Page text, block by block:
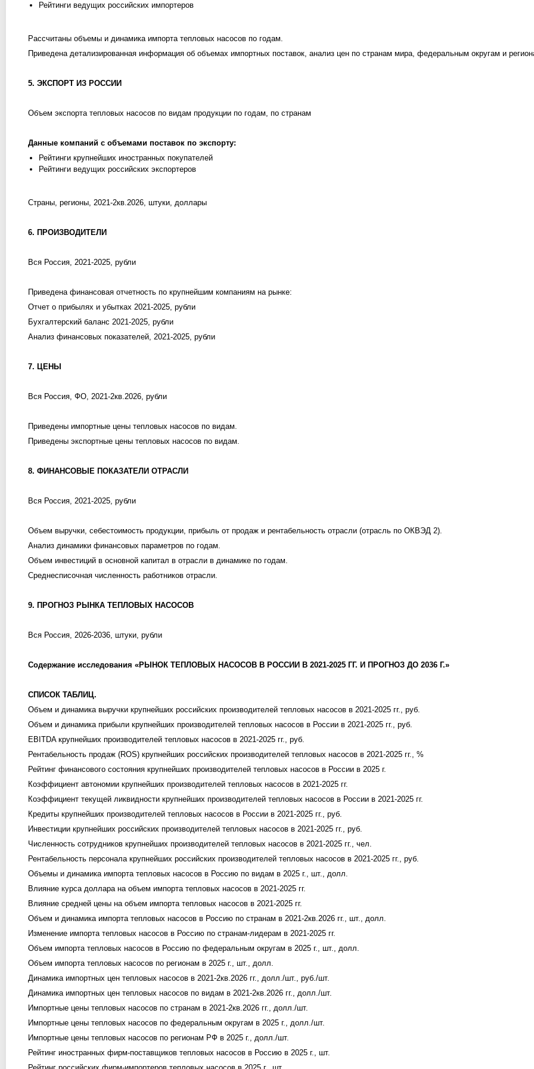
Рейтинги ведущих российских импортеров
Рассчитаны объемы и динамика импорта тепловых насосов по годам.
Приведена детализированная информация об объемах импортных поставок, анализ цен по странам мира, федеральным округам и
5. ЭКСПОРТ ИЗ РОССИИ
Объем экспорта тепловых насосов по видам продукции по годам, по странам
Данные компаний с объемами поставок по экспорту:
Рейтинги крупнейших иностранных покупателей
Рейтинги ведущих российских экспортеров
Страны, регионы, 2021-2кв.2026, штуки, доллары
6. ПРОИЗВОДИТЕЛИ
Вся Россия, 2021-2025, рубли
Приведена финансовая отчетность по крупнейшим компаниям на рынке:
Отчет о прибылях и убытках 2021-2025, рубли
Бухгалтерский баланс 2021-2025, рубли
Анализ финансовых показателей, 2021-2025, рубли
7. ЦЕНЫ
Вся Россия, ФО, 2021-2кв.2026, рубли
Приведены импортные цены тепловых насосов по видам.
Приведены экспортные цены тепловых насосов по видам.
8. ФИНАНСОВЫЕ ПОКАЗАТЕЛИ ОТРАСЛИ
Вся Россия, 2021-2025, рубли
Объем выручки, себестоимость продукции, прибыль от продаж и рентабельность отрасли (отрасль по ОКВЭД 2).
Анализ динамики финансовых параметров по годам.
Объем инвестиций в основной капитал в отрасли в динамике по годам.
Среднесписочная численность работников отрасли.
9. ПРОГНОЗ РЫНКА ТЕПЛОВЫХ НАСОСОВ
Вся Россия, 2026-2036, штуки, рубли
Содержание исследования «РЫНОК ТЕПЛОВЫХ НАСОСОВ В РОССИИ В 2021-2025 ГГ. И ПРОГНОЗ ДО 2036 Г.»
СПИСОК ТАБЛИЦ.
Объем и динамика выручки крупнейших российских производителей тепловых насосов в 2021-2025 гг., руб.
Объем и динамика прибыли крупнейших производителей тепловых насосов в России в 2021-2025 гг., руб.
EBITDA крупнейших производителей тепловых насосов в 2021-2025 гг., руб.
Рентабельность продаж (ROS) крупнейших российских производителей тепловых насосов в 2021-2025 гг., %
Рейтинг финансового состояния крупнейших производителей тепловых насосов в России в 2025 г.
Коэффициент автономии крупнейших производителей тепловых насосов в 2021-2025 гг.
Коэффициент текущей ликвидности крупнейших производителей тепловых насосов в России в 2021-2025 гг.
Кредиты крупнейших производителей тепловых насосов в России в 2021-2025 гг., руб.
Инвестиции крупнейших российских производителей тепловых насосов в 2021-2025 гг., руб.
Численность сотрудников крупнейших производителей тепловых насосов в 2021-2025 гг., чел.
Рентабельность персонала крупнейших российских производителей тепловых насосов в 2021-2025 гг., руб.
Объемы и динамика импорта тепловых насосов в Россию по видам в 2025 г., шт., долл.
Влияние курса доллара на объем импорта тепловых насосов в 2021-2025 гг.
Влияние средней цены на объем импорта тепловых насосов в 2021-2025 гг.
Объем и динамика импорта тепловых насосов в Россию по странам в 2021-2кв.2026 гг., шт., долл.
Изменение импорта тепловых насосов в Россию по странам-лидерам в 2021-2025 гг.
Объем импорта тепловых насосов в Россию по федеральным округам в 2025 г., шт., долл.
Объем импорта тепловых насосов по регионам в 2025 г., шт., долл.
Динамика импортных цен тепловых насосов в 2021-2кв.2026 гг., долл./шт., руб./шт.
Динамика импортных цен тепловых насосов по видам в 2021-2кв.2026 гг., долл./шт.
Импортные цены тепловых насосов по странам в 2021-2кв.2026 гг., долл./шт.
Импортные цены тепловых насосов по федеральным округам в 2025 г., долл./шт.
Импортные цены тепловых насосов по регионам РФ в 2025 г., долл./шт.
Рейтинг иностранных фирм-поставщиков тепловых насосов в Россию в 2025 г., шт.